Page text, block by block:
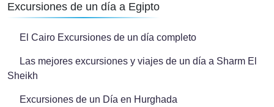
Excursiones de un día a Egipto
El Cairo Excursiones de un día completo
Las mejores excursiones y viajes de un día a Sharm El
Sheikh
Excursiones de un Día en Hurghada